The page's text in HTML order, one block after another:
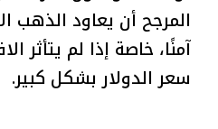
المرجح أن يعاود الذهب
آمنًا، خاصة إذا لم يتأثر
سعر الدولار بشكل كبير.